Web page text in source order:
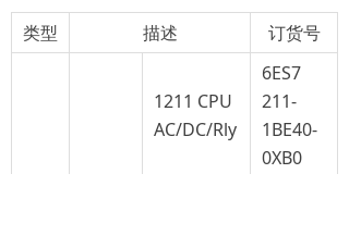
类型 描述 订货号
1211 CPU
AC/DC/Rly
6ES7
211-
1BE40-
0XB0